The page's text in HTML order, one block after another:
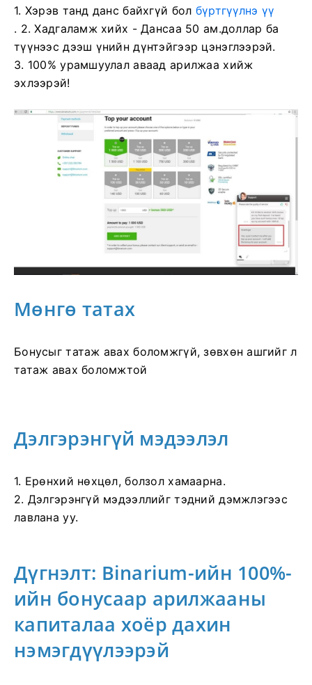
1. Хэрэв танд данс байхгүй бол бүртгүүлнэ үү
. 2. Хадгаламж хийх - Дансаа 50 ам.доллар ба
түүнээс дээш үнийн дүнтэйгээр цэнэглээрэй.
3. 100% урамшуулал аваад арилжаа хийж
эхлээрэй!
Мөнгө татах
Бонусыг татаж авах боломжгүй, зөвхөн ашгийг л
татаж авах боломжтой
Дэлгэрэнгүй мэдээлэл
1. Ерөнхий нөхцөл, болзол хамаарна.
2. Дэлгэрэнгүй мэдээллийг тэдний дэмжлэгээс
лавлана уу.
Дүгнэлт: Binarium-ийн 100%-
ийн бонусаар арилжааны
капиталаа хоёр дахин
нэмэгдүүлээрэй